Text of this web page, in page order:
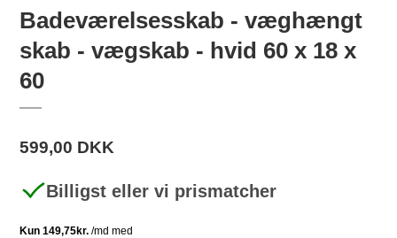
Badeværelsesskab - væghængt
skab - vægskab - hvid 60 x 18 x
60
599,00 DKK
Billigst eller vi prismatcher